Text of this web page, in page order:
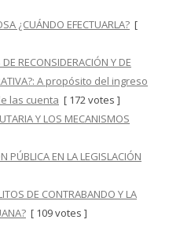
¿CUÁNDO EFECTUARLA? [
RECONSIDERACIÓN Y DE
A propósito del ingreso
las cuenta [ 172 votes ]
Y LOS MECANISMOS
PÚBLICA EN LA LEGISLACIÓN
DE CONTRABANDO Y LA
[ 109 votes ]